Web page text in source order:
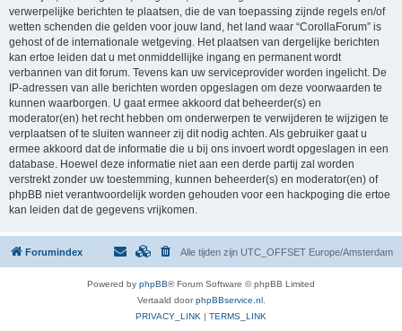
verwerpelijke berichten te plaatsen, die de van toepassing zijnde regels en/of
wetten schenden die gelden voor jouw land, het land waar “CorollaForum” is
gehost of de internationale wetgeving. Het plaatsen van dergelijke berichten
kan ertoe leiden dat u met onmiddellijke ingang en permanent wordt
verbannen van dit forum. Tevens kan uw serviceprovider worden ingelicht. De
IP-adressen van alle berichten worden opgeslagen om deze voorwaarden te
kunnen waarborgen. U gaat ermee akkoord dat beheerder(s) en
moderator(en) het recht hebben om onderwerpen te verwijderen te wijzigen te
verplaatsen of te sluiten wanneer zij dit nodig achten. Als gebruiker gaat u
ermee akkoord dat de informatie die u bij ons invoert wordt opgeslagen in een
database. Hoewel deze informatie niet aan een derde partij zal worden
verstrekt zonder uw toestemming, kunnen beheerder(s) en moderator(en) of
phpBB niet verantwoordelijk worden gehouden voor een hackpoging die ertoe
kan leiden dat de gegevens vrijkomen.
Forumindex Alle tijden zijn UTC_OFFSET Europe/Amsterdam
Powered by phpBB® Forum Software © phpBB Limited
Vertaald doorphpBBservice.nl.
PRIVACY_LINK | TERMS_LINK